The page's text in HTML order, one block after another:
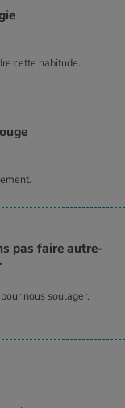
cette habitude.
pas faire autre­
nous soulager.